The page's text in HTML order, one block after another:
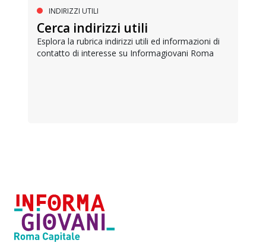
INDIRIZZI UTILI
Cerca indirizzi utili
Esplora la rubrica indirizzi utili ed informazioni di
contatto di interesse su Informagiovani Roma